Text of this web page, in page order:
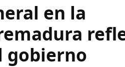
en la
gobierno